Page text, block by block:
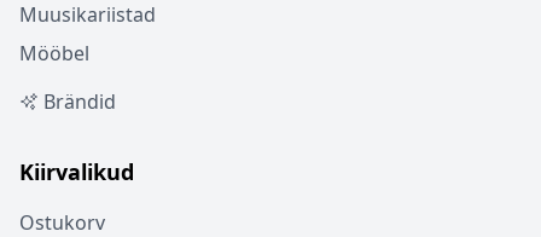
Muusikariistad
Mööbel
Brändid
Kiirvalikud
Ostukorv